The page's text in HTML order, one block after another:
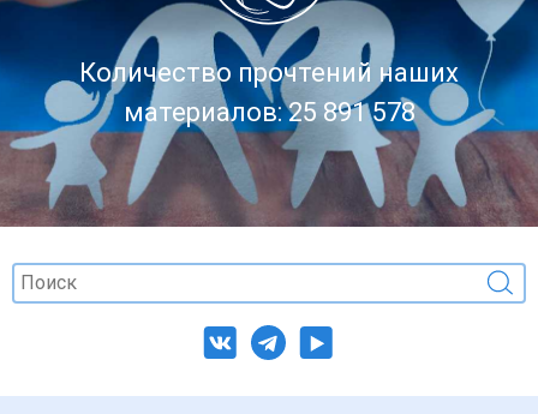
Количество прочтений наших
материалов: 25 891 578